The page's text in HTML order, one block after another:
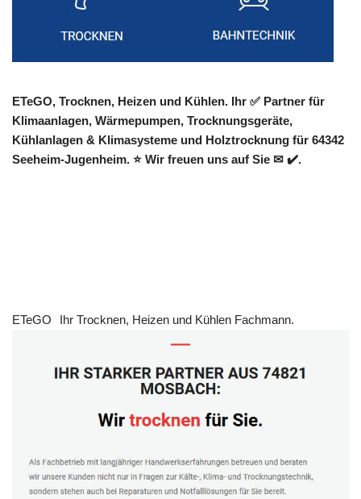
ETeGO, Trocknen, Heizen und Kühlen. Ihr ✅ Partner für
Klimaanlagen, Wärmepumpen, Trocknungsgeräte,
Kühlanlagen & Klimasysteme und Holztrocknung für 64342
Seeheim-Jugenheim. ⭐ Wir freuen uns auf Sie ✉ ✔️.
ETeGO Ihr Trocknen, Heizen und Kühlen Fachmann.